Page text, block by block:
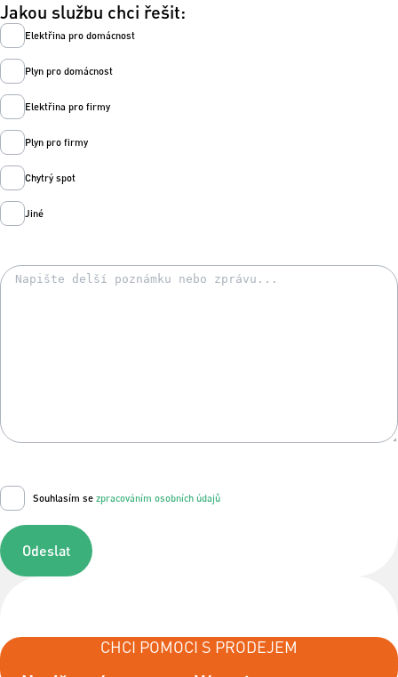
Jakou službu chci řešit:
Elektřina pro domácnost
Plyn pro domácnost
Elektřina pro firmy
Plyn pro firmy
Chytrý spot
Jiné
Souhlasím se zpracováním osobních údajů
Odeslat
CHCI POMOCI S PRODEJEM